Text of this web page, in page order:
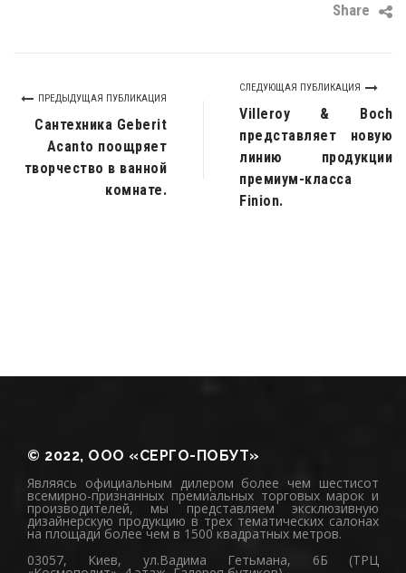
Share
ПРЕДЫДУЩАЯ ПУБЛИКАЦИЯ
Сантехника Geberit
Acanto поощряет
творчество в ванной
комнате.
СЛЕДУЮЩАЯ ПУБЛИКАЦИЯ
Villeroy & Boch
представляет новую
линию продукции
премиум-класса
Finion.
© 2022, ООО «СЕРГО-ПОБУТ»
Являясь официальным дилером более чем шестисот
всемирно-признанных премиальных торговых марок и
производителей, мы представляем эксклюзивную
дизайнерскую продукцию в трех тематических салонах
на площади более чем в 1500 квадратных метров.
03057, Киев, ул.Вадима Гетьмана, 6Б (ТРЦ